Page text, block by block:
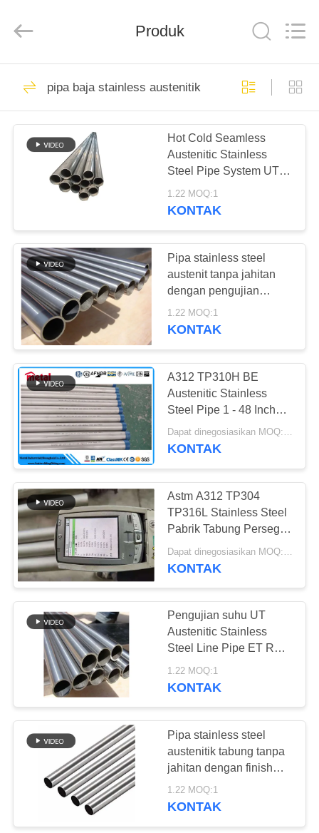
RUMAH
PRODUK
TENTANG
TUR
PABRIK
KONTROL
KUALITAS
HUBUNGI
KAMI
BERITA
KASUS
SITEMAP
PRIVACY
POLICY
CHINA.
Nikel paduan pipa
918
pipa stainless steel
duplex super
590
pipa baja stainless
austenitik
pipa baja yang
dilapisi
125
Pipa baja mulus
Produk
pipa baja stainless austenitik
Hot Cold Seamless
Austenitic Stainless
Steel Pipe System UT
Diuji dengan
Pengolahan Permukaan
1.22 MOQ:1
KONTAK
Pipa stainless steel
austenit tanpa jahitan
dengan pengujian
UT/ET/HT/RT
1.22 MOQ:1
KONTAK
A312 TP310H BE
Austenitic Stainless
Steel Pipe 1 - 48 Inch
Untuk Instrumen Bedah
Dapat dinegosiasikan MOQ:1 pc
KONTAK
Astm A312 TP304
TP316L Stainless Steel
Pabrik Tabung Persegi
Panjang Mulus
KONTAK
Pengujian suhu UT
Austenitic Stainless
Steel Line Pipe ET RT
HT Etc. untuk berbagai
aplikasi
1.22 MOQ:1
KONTAK
Pipa stainless steel
austenitik tabung tanpa
jahitan dengan finish
yang dipoles
1.22 MOQ:1
KONTAK